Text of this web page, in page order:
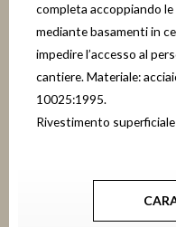
completa accoppiando
mediante basamenti in
impedire l’accesso al
cantiere. Materiale:
10025:1995.
Rivestimento